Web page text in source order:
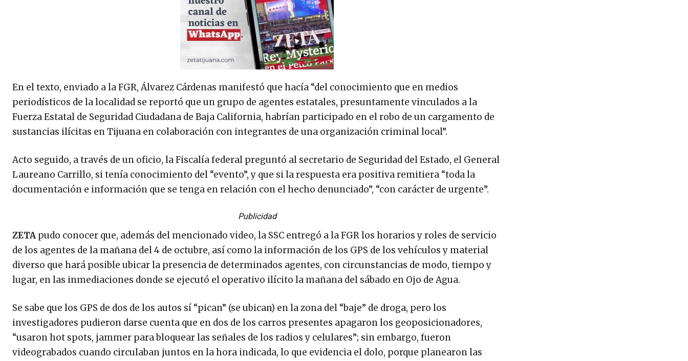
En el texto, enviado a la FGR, Álvarez Cárdenas manifestó que hacía “del conocimiento que en medios
periodísticos de la localidad se reportó que un grupo de agentes estatales, presuntamente vinculados a la
Fuerza Estatal de Seguridad Ciudadana de Baja California, habrían participado en el robo de un cargamento de
sustancias ilícitas en Tijuana en colaboración con integrantes de una organización criminal local”.
Acto seguido, a través de un oficio, la Fiscalía federal preguntó al secretario de Seguridad del Estado, el General
Laureano Carrillo, si tenía conocimiento del “evento”, y que si la respuesta era positiva remitiera “toda la
documentación e información que se tenga en relación con el hecho denunciado”, “con carácter de urgente”.
Publicidad
ZETA pudo conocer que, además del mencionado video, la SSC entregó a la FGR los horarios y roles de servicio
de los agentes de la mañana del 4 de octubre, así como la información de los GPS de los vehículos y material
diverso que hará posible ubicar la presencia de determinados agentes, con circunstancias de modo, tiempo y
lugar, en las inmediaciones donde se ejecutó el operativo ilícito la mañana del sábado en Ojo de Agua.
Se sabe que los GPS de dos de los autos sí “pican” (se ubican) en la zona del “baje” de droga, pero los
investigadores pudieron darse cuenta que en dos de los carros presentes apagaron los geoposicionadores,
“usaron hot spots, jammer para bloquear las señales de los radios y celulares”; sin embargo, fueron
videograbados cuando circulaban juntos en la hora indicada, lo que evidencia el dolo, porque planearon las